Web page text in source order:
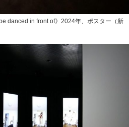
danced in front of》2024年、ポスター（新